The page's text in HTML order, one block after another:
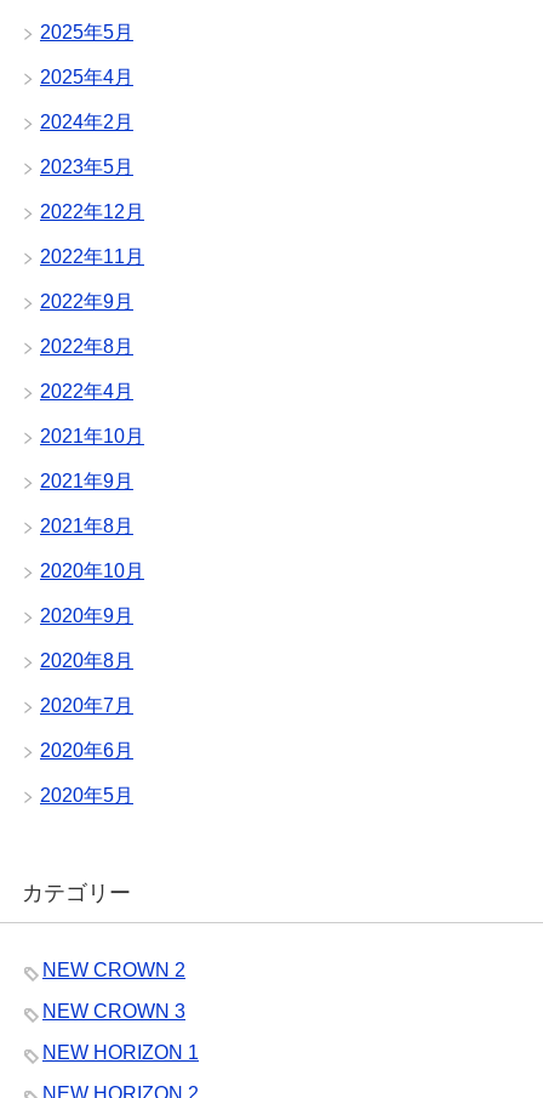
2025年5月
2025年4月
2024年2月
2023年5月
2022年12月
2022年11月
2022年9月
2022年8月
2022年4月
2021年10月
2021年9月
2021年8月
2020年10月
2020年9月
2020年8月
2020年7月
2020年6月
2020年5月
カテゴリー
NEW CROWN 2
NEW CROWN 3
NEW HORIZON 1